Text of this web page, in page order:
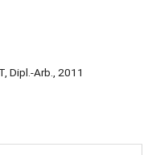
Dipl.-Arb., 2011